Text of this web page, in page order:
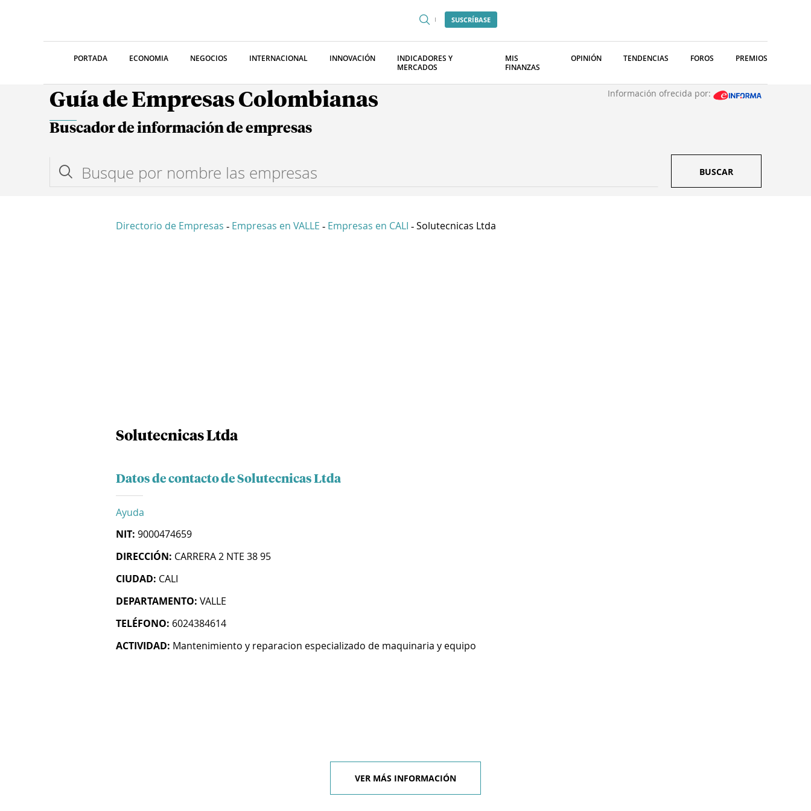
SUSCRÍBASE
PORTADA ECONOMIA NEGOCIOS INTERNACIONAL INNOVACIÓN
INDICADORES Y
MERCADOS
MIS
FINANZAS
OPINIÓN TENDENCIAS FOROS PREMIOS
Guía de Empresas Colombianas Información ofrecida por:
Buscador de información de empresas
BUSCAR
Directorio de Empresas - Empresas en VALLE - Empresas en CALI - Solutecnicas Ltda
Solutecnicas Ltda
Datos de contacto de Solutecnicas Ltda
Ayuda
NIT: 9000474659
DIRECCIÓN: CARRERA 2 NTE 38 95
CIUDAD: CALI
DEPARTAMENTO: VALLE
TELÉFONO: 6024384614
ACTIVIDAD: Mantenimiento y reparacion especializado de maquinaria y equipo
VER MÁS INFORMACIÓN